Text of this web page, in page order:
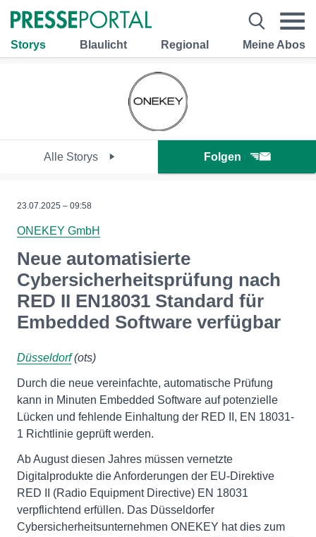
Storys Blaulicht Regional Meine Abos
Alle Storys Folgen
23.07.2025 – 09:58
ONEKEY GmbH
Neue automatisierte
Cybersicherheitsprüfung nach
RED II EN18031 Standard für
Embedded Software verfügbar
Düsseldorf(ots)
Durch die neue vereinfachte, automatische Prüfung
kann in Minuten Embedded Software auf potenzielle
Lücken und fehlende Einhaltung der RED II, EN 18031-
1 Richtlinie geprüft werden.
Ab August diesen Jahres müssen vernetzte
Digitalprodukte die Anforderungen der EU-Direktive
RED II (Radio Equipment Directive) EN 18031
verpflichtend erfüllen. Das Düsseldorfer
Cybersicherheitsunternehmen ONEKEY hat dies zum